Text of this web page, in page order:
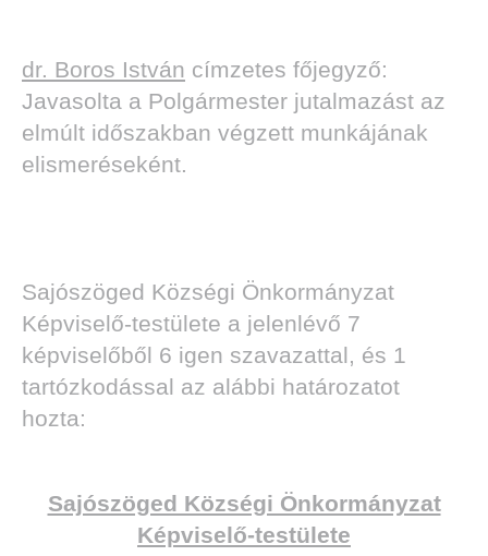
dr. Boros István címzetes főjegyző:
Javasolta a Polgármester jutalmazást az
elmúlt időszakban végzett munkájának
elismeréseként.
Sajószöged Községi Önkormányzat
Képviselő-testülete a jelenlévő 7
képviselőből 6 igen szavazattal, és 1
tartózkodással az alábbi határozatot
hozta:
Sajószöged Községi Önkormányzat
Képviselő-testülete